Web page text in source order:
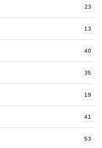
23
13
40
35
19
41
53